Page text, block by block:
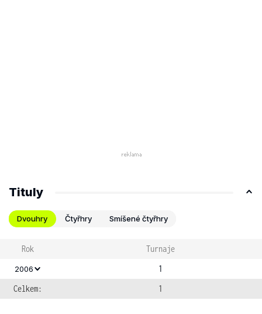
Tituly
Dvouhry Čtyřhry Smíšené čtyřhry
Rok Turnaje
2006
1
Celkem:
1